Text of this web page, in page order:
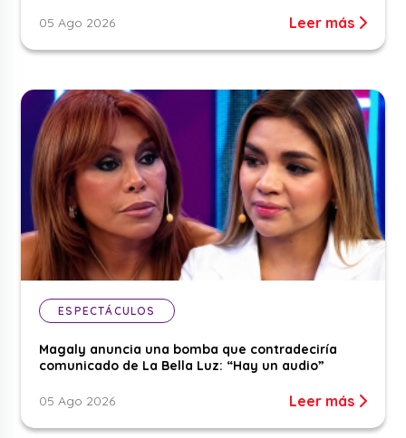
05 Ago 2026 Leer más
ESPECTÁCULOS
Magaly anuncia una bomba que contradeciría
comunicado de La Bella Luz: “Hay un audio”
05 Ago 2026 Leer más